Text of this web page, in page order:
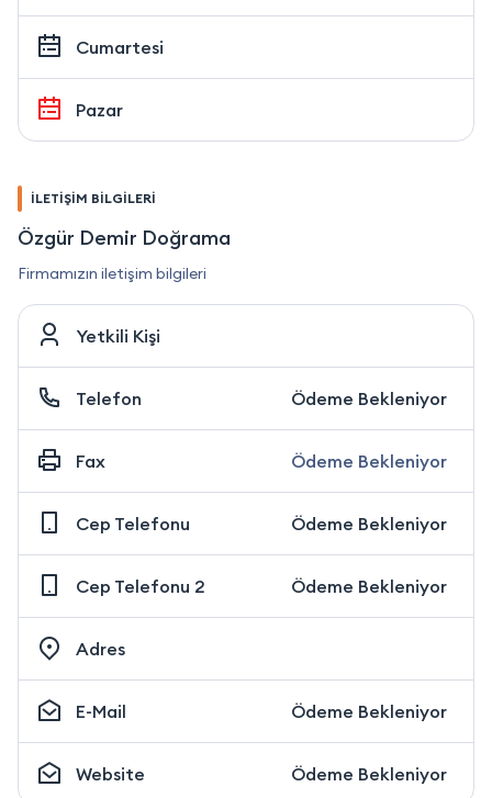
Cumartesi
Pazar
İLETİŞİM BİLGİLERİ
Özgür Demir Doğrama
Firmamızın iletişim bilgileri
Yetkili Kişi
Telefon Ödeme Bekleniyor
Fax Ödeme Bekleniyor
Cep Telefonu Ödeme Bekleniyor
Cep Telefonu 2 Ödeme Bekleniyor
Adres
E-Mail Ödeme Bekleniyor
Website Ödeme Bekleniyor